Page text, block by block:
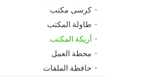
كرسى مكتب
طاولة المكتب
أريكة المكتب
محطة العمل
حافظة الملفات